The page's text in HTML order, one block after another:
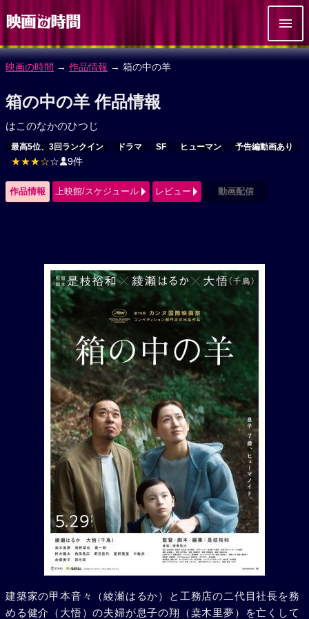
映画の時間 → 作品情報 → 箱の中の羊
箱の中の羊 作品情報
はこのなかのひつじ
最高5位、3回ランクイン ドラマ SF ヒューマン 予告編動画あり
★★★☆☆ 9件
作品情報 上映館/スケジュール レビュー 動画配信
建築家の甲本音々（綾瀬はるか）と工務店の二代目社長を務
める健介（大悟）の夫婦が息子の翔（桒木里夢）を亡くして